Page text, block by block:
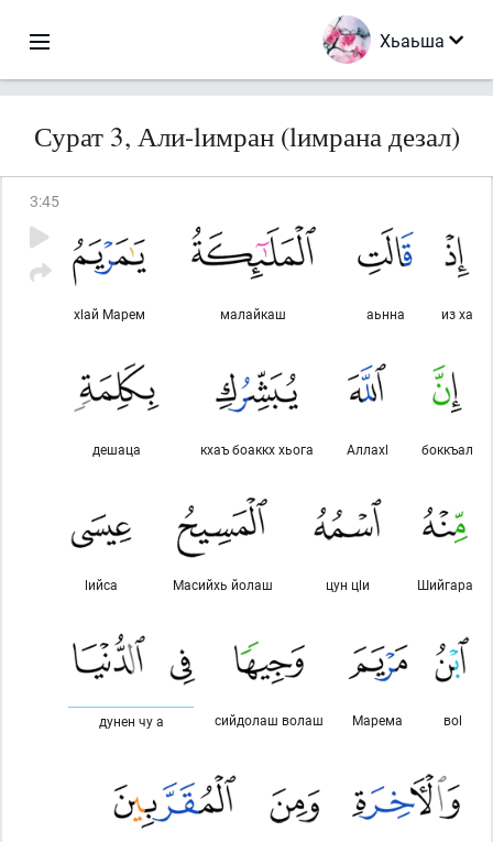
Хьаьша
Сурат 3, Али-lимран (lимрана дезал)
3:45
из ха
аьнна
малайкаш
хlай Марем
боккъал
Аллахl
кхаъ боаккх хьога
дешаца
Шийгара
цун цlи
Масийхь йолаш
lийса
воl
Марема
сийдолаш волаш
дунен чу а